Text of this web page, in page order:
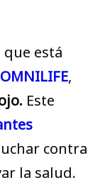
está
OMNILIFE,
Este
contra
la salud.